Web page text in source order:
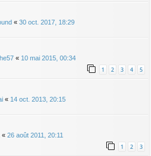
« 30 oct. 2017, 18:29
« 10 mai 2015, 00:34
1 2 3 4 5
« 14 oct. 2013, 20:15
« 26 août 2011, 20:11
1 2 3